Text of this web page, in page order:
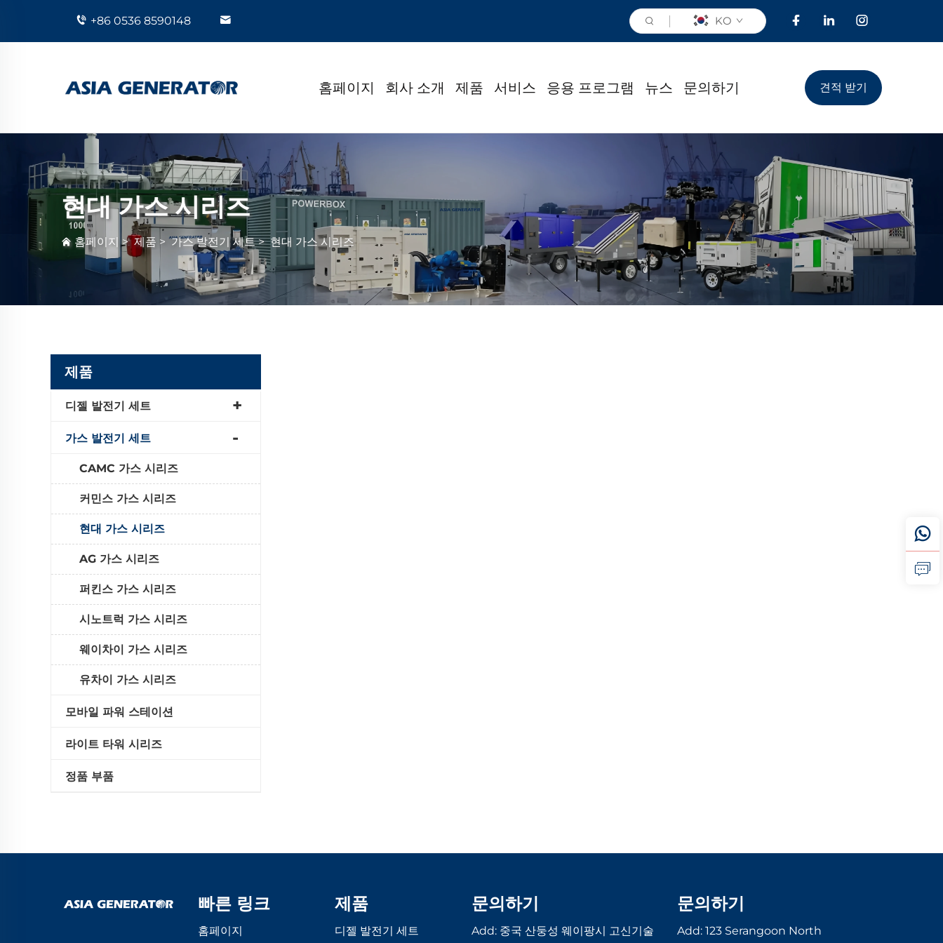
+86 0536 8590148 KO
홈페이지 회사 소개 제품 서비스 응용 프로그램 뉴스 문의하기 견적 받기
현대 가스 시리즈
홈페이지 > 제품 >가스 발전기 세트>현대 가스 시리즈
제품
디젤 발전기 세트
가스 발전기 세트
CAMC 가스 시리즈
커민스 가스 시리즈
현대 가스 시리즈
AG 가스 시리즈
퍼킨스 가스 시리즈
시노트럭 가스 시리즈
웨이차이 가스 시리즈
유차이 가스 시리즈
모바일 파워 스테이션
라이트 타워 시리즈
정품 부품
빠른 링크
홈페이지
제품
디젤 발전기 세트
문의하기
Add: 중국 산둥성 웨이팡시 고신기술
문의하기
Add: 123 Serangoon North